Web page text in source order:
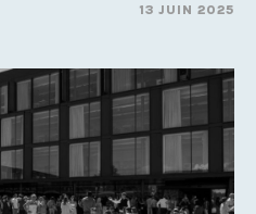
13 JUIN 2025